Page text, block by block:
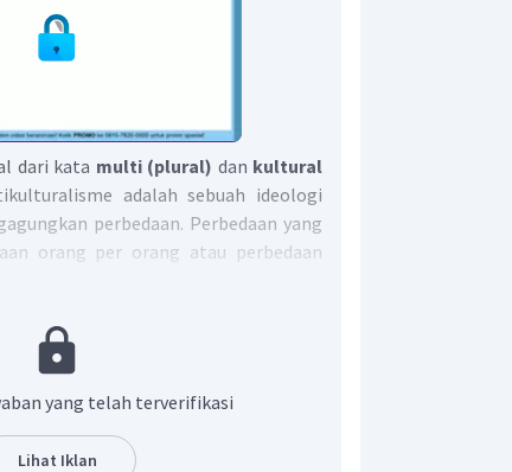
dari kata multi (plural) dan kultural
adalah sebuah ideologi
perbedaan. Perbedaan yang
orang per orang atau perbedaan
diterjemahkan dalam berbagai
menekankan penerimaan terhadap
dan multikultural yang terdapat
dunia yang kemudian diwujudkan
yang telah terverifikasi
Lihat Iklan